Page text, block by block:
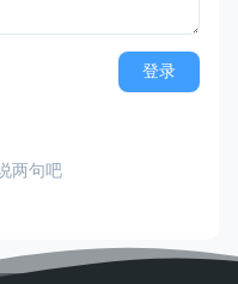
登录
两句吧